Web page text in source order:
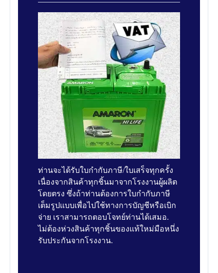
ท่านจะได้รับใบกำกับภาษี/ใบเสร็จทุกครั้ง
เนื่องจากสินค้าทุกชิ้นมาจากโรงงานผู้ผลิต
โดยตรง ซึ่งถ้าท่านต้องการใบกำกับภาษี
เต็มรูปแบบเพื่อไปใช้ทางการบัญชีหรือเบิก
จ่าย เราสามารถตอบโจทย์ท่านได้เสมอ.
ไม่ต้องห่วงสินค้าทุกชิ้นของแท้ใหม่มือหนึ่ง
รับประกันจากโรงงาน.